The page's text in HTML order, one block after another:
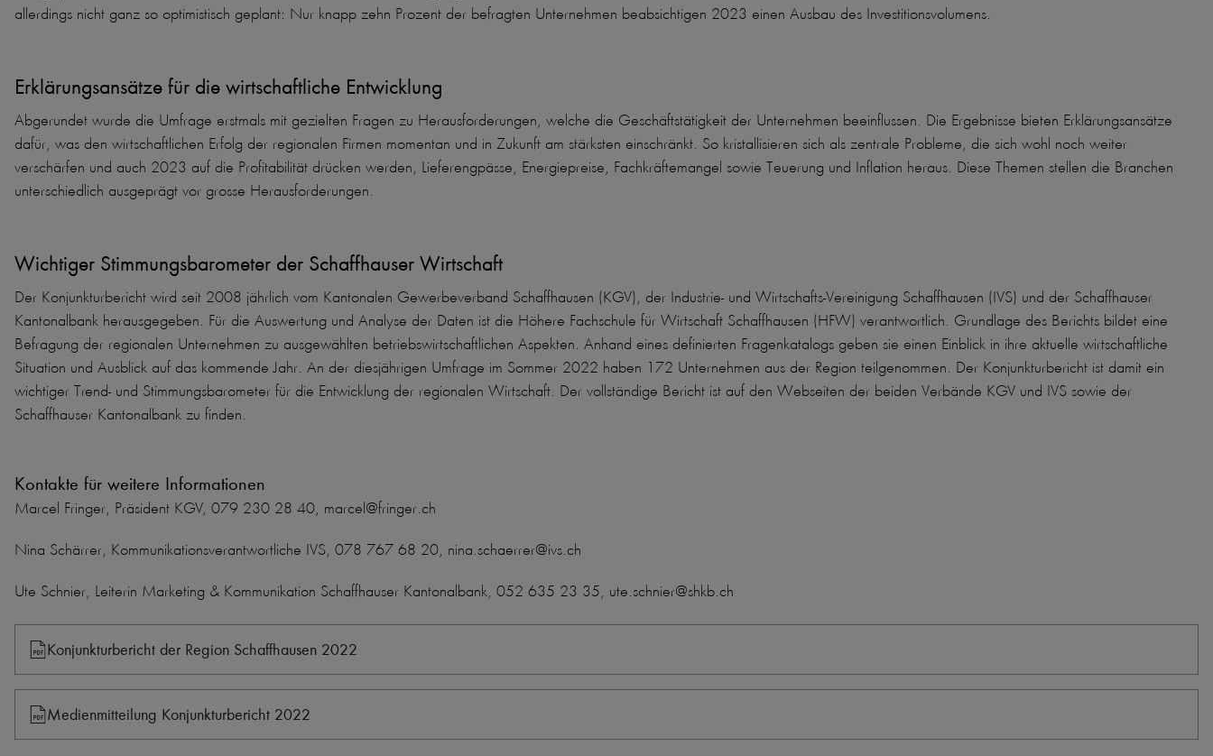
allerdings nicht ganz so optimistisch geplant: Nur knapp zehn Prozent der befragten Unternehmen beabsichtigen 2023 einen Ausbau des Investitionsvolumens.
Erklärungsansätze für die wirtschaftliche Entwicklung
Abgerundet wurde die Umfrage erstmals mit gezielten Fragen zu Herausforderungen, welche die Geschäftstätigkeit der Unternehmen beeinflussen. Die Ergebnisse bieten Erklärungsansätze
dafür, was den wirtschaftlichen Erfolg der regionalen Firmen momentan und in Zukunft am stärksten einschränkt. So kristallisieren sich als zentrale Probleme, die sich wohl noch weiter
verschärfen und auch 2023 auf die Profitabilität drücken werden, Lieferengpässe, Energiepreise, Fachkräftemangel sowie Teuerung und Inflation heraus. Diese Themen stellen die Branchen
unterschiedlich ausgeprägt vor grosse Herausforderungen.
Wichtiger Stimmungsbarometer der Schaffhauser Wirtschaft
Der Konjunkturbericht wird seit 2008 jährlich vom Kantonalen Gewerbeverband Schaffhausen (KGV), der Industrie- und Wirtschafts-Vereinigung Schaffhausen (IVS) und der Schaffhauser
Kantonalbank herausgegeben. Für die Auswertung und Analyse der Daten ist die Höhere Fachschule für Wirtschaft Schaffhausen (HFW) verantwortlich. Grundlage des Berichts bildet eine
Befragung der regionalen Unternehmen zu ausgewählten betriebswirtschaftlichen Aspekten. Anhand eines definierten Fragenkatalogs geben sie einen Einblick in ihre aktuelle wirtschaftliche
Situation und Ausblick auf das kommende Jahr. An der diesjährigen Umfrage im Sommer 2022 haben 172 Unternehmen aus der Region teilgenommen. Der Konjunkturbericht ist damit ein
wichtiger Trend- und Stimmungsbarometer für die Entwicklung der regionalen Wirtschaft. Der vollständige Bericht ist auf den Webseiten der beiden Verbände KGV und IVS sowie der
Schaffhauser Kantonalbank zu finden.
Kontakte für weitere Informationen
Marcel Fringer, Präsident KGV, 079 230 28 40, marcel@fringer.ch
Nina Schärrer, Kommunikationsverantwortliche IVS, 078 767 68 20, nina.schaerrer@ivs.ch
Ute Schnier, Leiterin Marketing & Kommunikation Schaffhauser Kantonalbank, 052 635 23 35, ute.schnier@shkb.ch
Konjunkturbericht der Region Schaffhausen 2022
Medienmitteilung Konjunkturbericht 2022